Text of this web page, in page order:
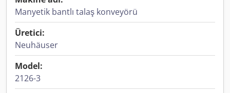
Manyetik bantlı talaş konveyörü
Üretici:
Neuhäuser
Model:
2126-3